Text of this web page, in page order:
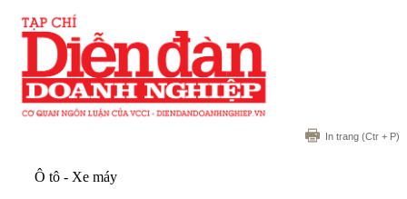
In trang (Ctr + P)
Ô tô - Xe máy